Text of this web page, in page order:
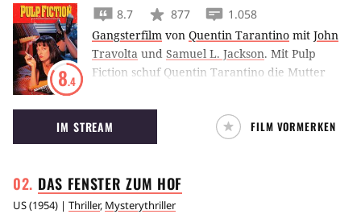
8.4
8.7 877
1.058
Gangsterfilm von Quentin Tarantino mit John
Travolta und Samuel L. Jackson. Mit Pulp
Fiction schuf Quentin Tarantino die Mutter
Profikiller, abgebrühte Boxer, perverse
Entführer und eine verführerische
Gangsterbraut in eine wahnwitzige Geschichte
IM STREAM FILM VORMERKEN
DAS FENSTER ZUM HOF
US(1954) | Thriller, Mysterythriller